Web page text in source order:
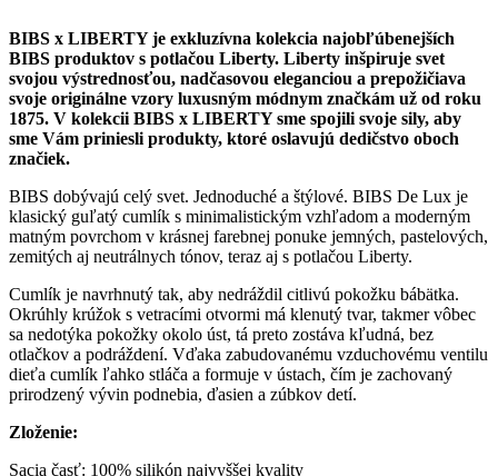
BIBS x LIBERTY je exkluzívna kolekcia najobľúbenejších
BIBS produktov s potlačou Liberty. Liberty inšpiruje svet
svojou výstrednosťou, nadčasovou eleganciou a prepožičiava
svoje originálne vzory luxusným módnym značkám už od roku
1875. V kolekcii BIBS x LIBERTY sme spojili svoje sily, aby
sme Vám priniesli produkty, ktoré oslavujú dedičstvo oboch
značiek.
BIBS dobývajú celý svet. Jednoduché a štýlové. BIBS De Lux je
klasický guľatý cumlík s minimalistickým vzhľadom a moderným
matným povrchom v krásnej farebnej ponuke jemných, pastelových,
zemitých aj neutrálnych tónov, teraz aj s potlačou Liberty.
Cumlík je navrhnutý tak, aby nedráždil citlivú pokožku bábätka.
Okrúhly krúžok s vetracími otvormi má klenutý tvar, takmer vôbec
sa nedotýka pokožky okolo úst, tá preto zostáva kľudná, bez
otlačkov a podráždení. Vďaka zabudovanému vzduchovému ventilu
dieťa cumlík ľahko stláča a formuje v ústach, čím je zachovaný
prirodzený vývin podnebia, ďasien a zúbkov detí.
Zloženie:
Sacia časť: 100% silikón najvyššej kvality